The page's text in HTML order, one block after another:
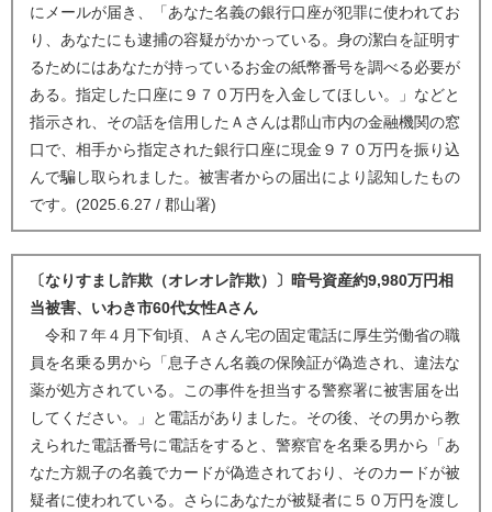
にメールが届き、「あなた名義の銀行口座が犯罪に使われてお
り、あなたにも逮捕の容疑がかかっている。身の潔白を証明す
るためにはあなたが持っているお金の紙幣番号を調べる必要が
ある。指定した口座に９７０万円を入金してほしい。」などと
指示され、その話を信用したＡさんは郡山市内の金融機関の窓
口で、相手から指定された銀行口座に現金９７０万円を振り込
んで騙し取られました。被害者からの届出により認知したもの
です。(2025.6.27 / 郡山署)
〔なりすまし詐欺（オレオレ詐欺）〕暗号資産約9,980万円相
当被害、いわき市60代女性Aさん
令和７年４月下旬頃、Ａさん宅の固定電話に厚生労働省の職
員を名乗る男から「息子さん名義の保険証が偽造され、違法な
薬が処方されている。この事件を担当する警察署に被害届を出
してください。」と電話がありました。その後、その男から教
えられた電話番号に電話をすると、警察官を名乗る男から「あ
なた方親子の名義でカードが偽造されており、そのカードが被
疑者に使われている。さらにあなたが被疑者に５０万円を渡し